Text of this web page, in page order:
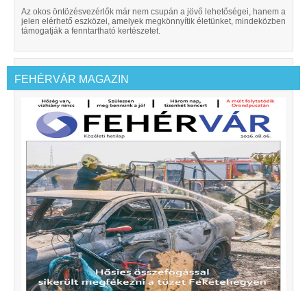
Az okos öntözésvezérlők már nem csupán a jövő lehetőségei, hanem a
jelen elérhető eszközei, amelyek megkönnyítik életünket, mindeközben
támogatják a fenntartható kertészetet.
FEHÉRVÁR MAGAZIN